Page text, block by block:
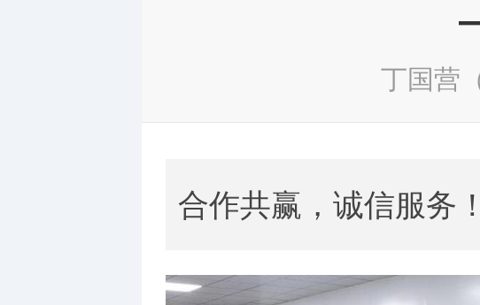
丁国营
合作共赢，诚信服务